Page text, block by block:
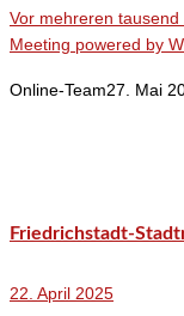
Vor mehreren
Meeting powered by
Online-Team27. Mai
Friedrichstadt-
22. April 2025